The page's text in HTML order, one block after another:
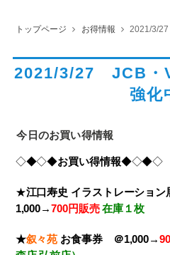
トップページ お得情報 2021/3/
2021/3/27 JCB・
強化
今日のお買い得情報
◇◆◇◆お買い得情報◆◇◆◇
★江口寿史 イラストレーション
1,000→700円販売在庫１枚
★叙々苑 お食事券 ＠1,000→